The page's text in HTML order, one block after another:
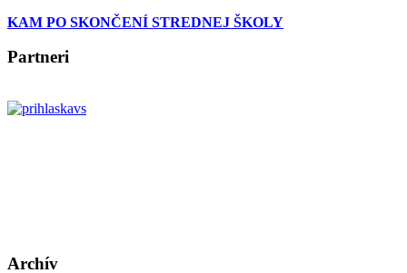
KAM PO SKONČENÍ STREDNEJ ŠKOLY
Partneri
Archív